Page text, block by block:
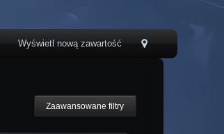
Wyświetl nową zawartość
Zaawansowane filtry